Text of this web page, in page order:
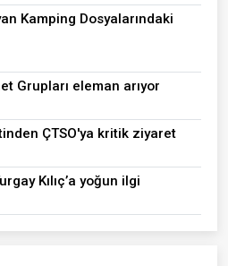
Kamping Dosyalarındaki
Grupları eleman arıyor
ÇTSO'ya kritik ziyaret
Kılıç’a yoğun ilgi